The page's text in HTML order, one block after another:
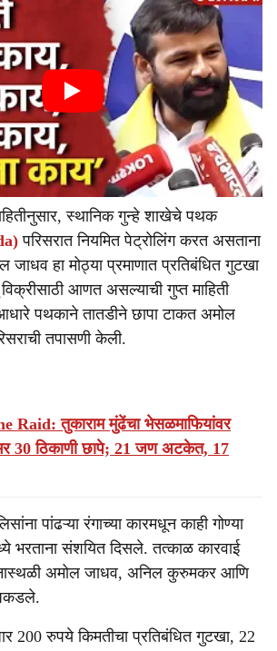
स्थानिक गुन्हे शाखेचे पथक
परिसरात नियमित पेट्रोलिंग करत असताना
हा मोठ्या प्रमाणात प्रतिबंधित गुटखा
आणत असल्याची गुप्त माहिती
आधारे पथकाने तातडीने छापा टाकत अमोल
तपासणी केली.
Raid: तुकाराम मुंढेंचा भेसळमाफियांवर
30 ठिकाणी छापे; 21 जण अटकेत, 17
पांढऱ्या रंगाच्या कारमधून काही गोण्या
भरताना संशयित दिसले. तत्काळ कारवाई
अमोल जाधव, अनिल कुरुमकर आणि
पकडले.
200 रुपये किमतीचा प्रतिबंधित गुटखा, 22